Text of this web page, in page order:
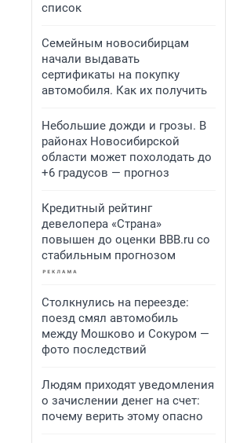
список
Семейным новосибирцам
начали выдавать
сертификаты на покупку
автомобиля. Как их получить
Небольшие дожди и грозы. В
районах Новосибирской
области может похолодать до
+6 градусов — прогноз
Кредитный рейтинг
девелопера «Страна»
повышен до оценки BBB.ru со
стабильным прогнозом
Столкнулись на переезде:
поезд смял автомобиль
между Мошково и Сокуром —
фото последствий
Людям приходят уведомления
о зачислении денег на счет:
почему верить этому опасно